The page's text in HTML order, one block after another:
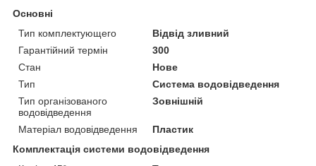
Основні
Тип комплектующего
Відвід зливний
Гарантійний термін
300
Стан
Нове
Тип
Система водовідведення
Тип організованого
водовідведення
Зовнішній
Матеріал водовідведення
Пластик
Комплектація системи водовідведення